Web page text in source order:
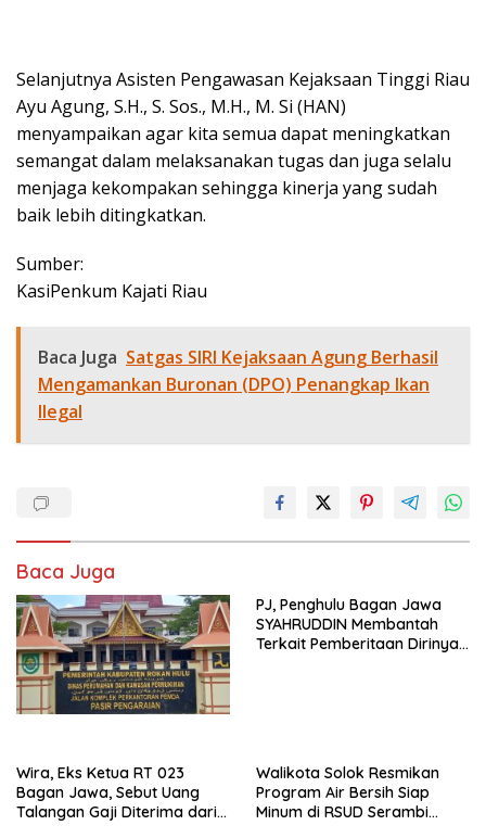
Selanjutnya Asisten Pengawasan Kejaksaan Tinggi Riau
Ayu Agung, S.H., S. Sos., M.H., M. Si (HAN)
menyampaikan agar kita semua dapat meningkatkan
semangat dalam melaksanakan tugas dan juga selalu
menjaga kekompakan sehingga kinerja yang sudah
baik lebih ditingkatkan.
Sumber:
KasiPenkum Kajati Riau
Baca Juga Satgas SIRI Kejaksaan Agung Berhasil
Mengamankan Buronan (DPO) Penangkap Ikan
Ilegal
Baca Juga
PJ, Penghulu Bagan Jawa
SYAHRUDDIN Membantah
Terkait Pemberitaan Dirinya
Wira, Eks Ketua RT 023
Bagan Jawa, Sebut Uang
Talangan Gaji Diterima dari
Walikota Solok Resmikan
Program Air Bersih Siap
Minum di RSUD Serambi